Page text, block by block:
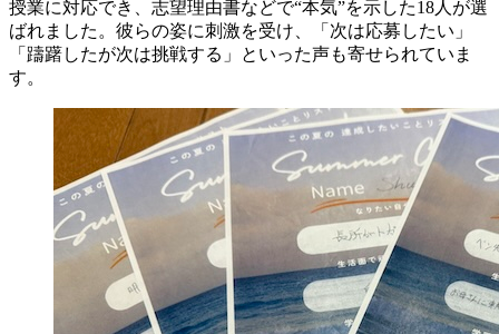
授業に対応でき、志望理由書などで“本気”を示した18人が選
ばれました。彼らの姿に刺激を受け、「次は応募したい」
「躊躇したが次は挑戦する」といった声も寄せられていま
す。